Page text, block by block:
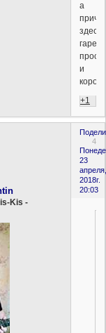
а
здесь
и
+1
4
23
апреля,
2018г.
20:03
Kis -